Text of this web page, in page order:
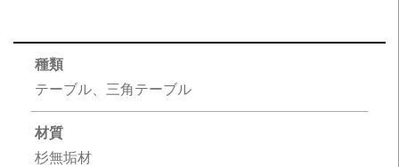
種類
テーブル、三角テーブル
材質
杉無垢材